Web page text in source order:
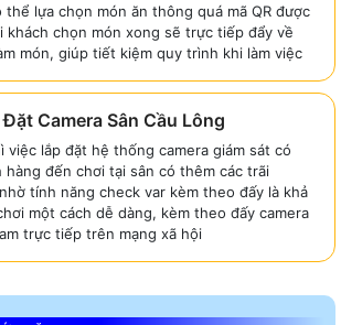
thể lựa chọn món ăn thông quá mã QR được
khách chọn món xong sẽ trực tiếp đẩy về
món, giúp tiết kiệm quy trình khi làm việc
Camera Sân Cầu Lông
việc lắp đặt hệ thống camera giám sát có
đến chơi tại sân có thêm các trãi
tính năng check var kèm theo đấy là khả
một cách dễ dàng, kèm theo đấy camera
trực tiếp trên mạng xã hội